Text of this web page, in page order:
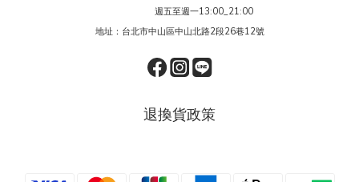
週五至週一13:00_21:00
地址：台北市中山區中山北路2段26巷12號
退換貨政策